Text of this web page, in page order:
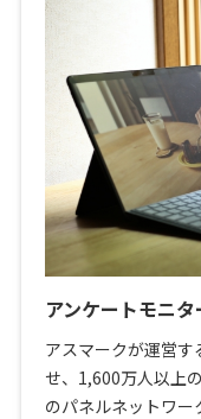
アンケートモニタ
アスマークが運営
せ、1,600万人以上
のパネルネットワー